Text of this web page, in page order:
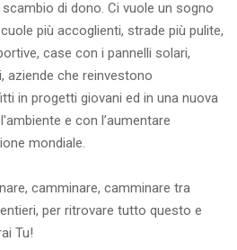
di dono. Ci vuole un sogno
più accoglienti, strade più pulite,
case con i pannelli solari,
aziende che reinvestono
in progetti giovani ed in una nuova
e con l’aumentare
mondiale.
camminare, camminare tra
per ritrovare tutto questo e
Tu!